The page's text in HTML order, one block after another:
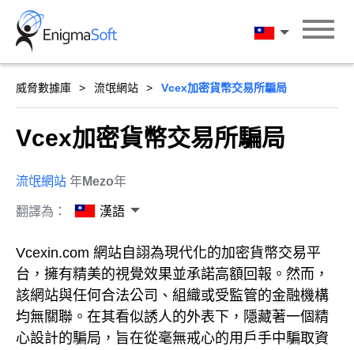
Skip
content
漢語
威脅數據庫 流氓網站 Vcex加密貨幣交易所騙局
Vcex加密貨幣交易所騙局
流氓網站 年Mezo年
翻譯為： 漢語
Vcexin.com 網站自詡為現代化的加密貨幣交易平
台，擁有精美的視覺效果並承諾高額回報。然而，
該網站與任何合法公司、組織或受監管的金融機構
均無關聯。在其看似誘人的外表下，隱藏著一個精
心設計的騙局，旨在從毫無戒心的用戶手中騙取資